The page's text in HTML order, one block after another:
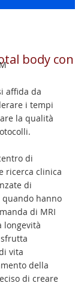
body con
affida da
i tempi
la qualità
di
ricerca clinica
di
quando hanno
di MRI
longevità
vita
della
di creare